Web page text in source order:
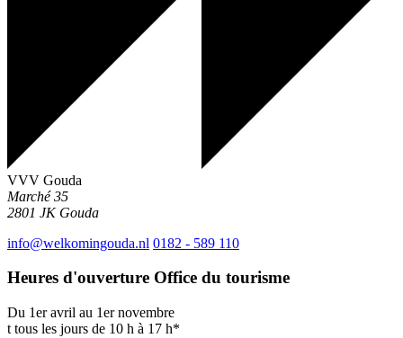
VVV Gouda
Marché 35
2801 JK Gouda
info@welkomingouda.nl 0182 - 589 110
Heures d'ouverture Office du tourisme
Du 1er avril au 1er novembre
t tous les jours de 10 h à 17 h*